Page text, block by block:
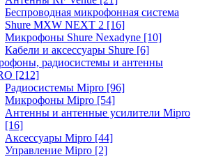
Беспроводная микрофонная система
Shure MXW NEXT 2 [16]
Микрофоны Shure Nexadyne [10]
Кабели и аксессуары Shure [6]
радиосистемы и антенны
[212]
Радиосистемы Mipro [96]
Микрофоны Mipro [54]
Антенны и антенные усилители Mipro
[16]
Аксессуары Mipro [44]
Управление Mipro [2]